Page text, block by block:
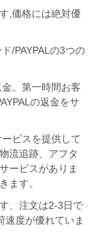
,価格には絶対優
/PAYPALの3つの
。第一時間お客
の返金をサ
ビスを提供して
流追跡、アフタ
ービスがありま
ます。
、注文は2-3日で
速度が優れていま